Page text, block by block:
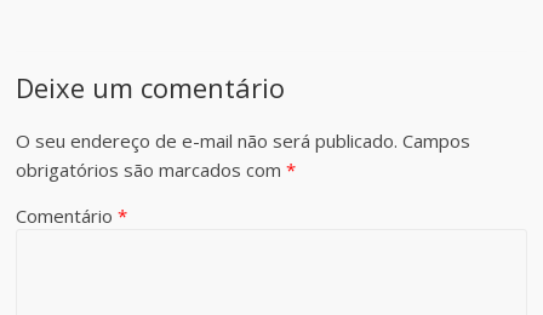
Deixe um comentário
O seu endereço de e-mail não será publicado. Campos
obrigatórios são marcados com*
Comentário*